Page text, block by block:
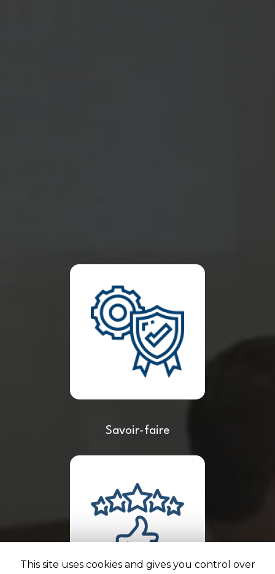
Savoir-faire
This site uses cookies and gives you control over